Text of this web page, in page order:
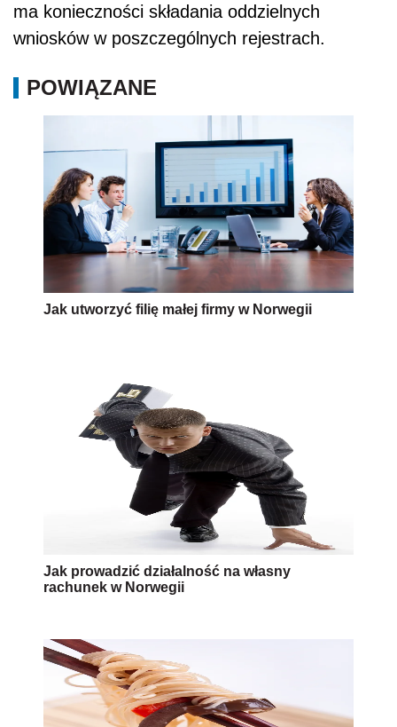
ma konieczności składania oddzielnych
wniosków w poszczególnych rejestrach.
POWIĄZANE
Jak utworzyć filię małej firmy w Norwegii
Jak prowadzić działalność na własny
rachunek w Norwegii